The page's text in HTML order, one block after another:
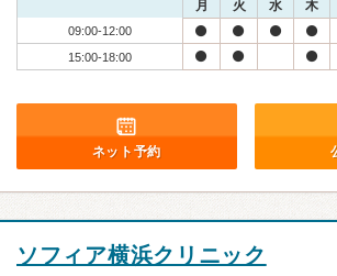
月 火 水 木
09:00-12:00
15:00-18:00
ネット予約
ソフィア横浜クリニック